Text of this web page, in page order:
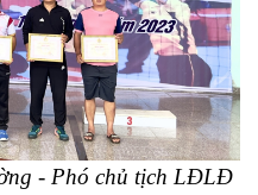
- Phó chủ tịch LĐLĐ